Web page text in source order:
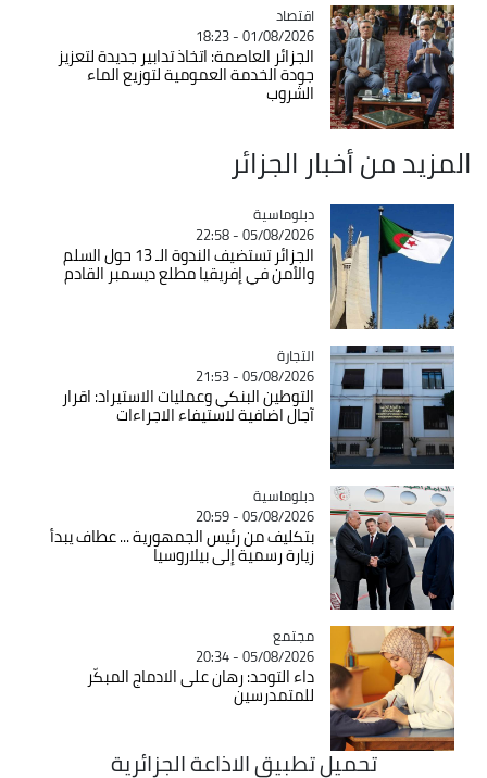
Catégorie
اقتصاد
01/08/2026 - 18:23
الجزائر العاصمة: اتخاذ تدابير جديدة لتعزيز
جودة الخدمة العمومية لتوزيع الماء
الشروب
الجزائر
Catégorie
دبلوماسية
05/08/2026 - 22:58
الجزائر تستضيف الندوة الـ 13 حول السلم
والأمن في إفريقيا مطلع ديسمبر القادم
Catégorie
التجارة
05/08/2026 - 21:53
التوطين البنكي وعمليات الاستيراد: اقرار
آجال اضافية لاستيفاء الاجراءات
Catégorie
دبلوماسية
05/08/2026 - 20:59
بتكليف من رئيس الجمهورية ... عطاف يبدأ
زيارة رسمية إلى بيلاروسيا
Catégorie
مجتمع
05/08/2026 - 20:34
داء التوحد: رهان على الادماج المبكّر
للمتمدرسين
تحميل تطبيق الاذاعة الجزائرية